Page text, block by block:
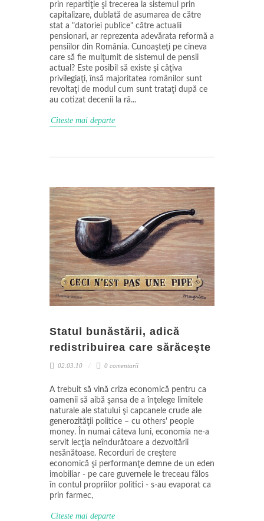
prin repartiţie şi trecerea la sistemul prin
capitalizare, dublată de asumarea de către
stat a "datoriei publice" către actualii
pensionari, ar reprezenta adevărata reformă a
pensiilor din România. Cunoaşteţi pe cineva
care să fie mulţumit de sistemul de pensii
actual? Este posibil să existe şi câţiva
privilegiaţi, însă majoritatea românilor sunt
revoltaţi de modul cum sunt trataţi după ce
au cotizat decenii la râ...
Citeste mai departe
Statul bunăstării, adică
redistribuirea care sărăceşte
02.03.10 0 comentarii
A trebuit să vină criza economică pentru ca
oamenii să aibă şansa de a înţelege limitele
naturale ale statului şi capcanele crude ale
generozităţii politice – cu others' people
money. În numai câteva luni, economia ne-a
servit lecţia neîndurătoare a dezvoltării
nesănătoase. Recorduri de creştere
economică şi performanţe demne de un eden
imobiliar - pe care guvernele le treceau fălos
în contul propriilor politici - s-au evaporat ca
prin farmec,
Citeste mai departe